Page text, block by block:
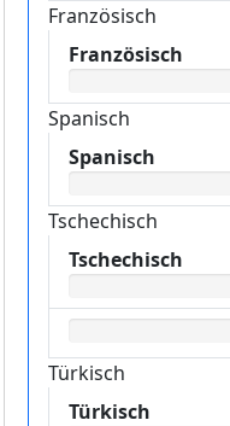
Französisch
Französisch
Spanisch
Spanisch
Tschechisch
Tschechisch
Türkisch
Türkisch